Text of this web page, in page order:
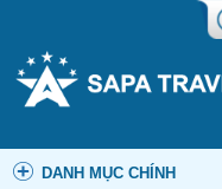
DANH MỤC CHÍNH